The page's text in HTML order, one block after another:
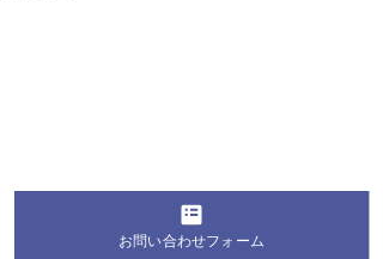
お問い合わせフォーム